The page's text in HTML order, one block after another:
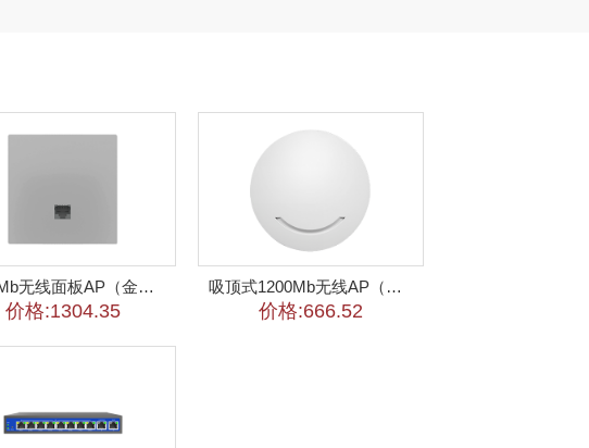
3000Mb无线面板AP（金属灰）
价格:1304.35
吸顶式1200Mb无线AP（白色）
价格:666.52